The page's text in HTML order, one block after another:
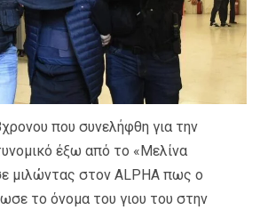
που συνελήφθη για την
έξω από το «Μελίνα
μιλώντας στον ALPHA πως ο
το όνομα του γιου του στην